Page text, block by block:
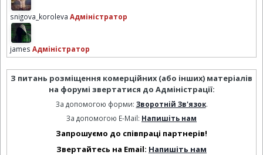
snigova_koroleva Адміністратор
james Адміністратор
З питань розміщення комерційних (або інших) матеріалів
на форумі звертатися до Адміністрації:
За допомогою форми: Зворотній Зв'язок.
За допомогою E-Mail: Напишіть нам
Запрошуємо до співпраці партнерів!
Звертайтесь на Email: Напишіть нам